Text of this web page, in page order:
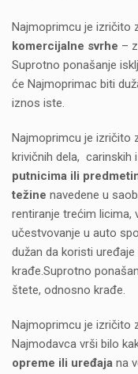
Najmoprimcu je izričito
komercijalne svrhe –
Suprotno ponašanje
će Najmoprimac biti
iznos iste.
Najmoprimcu je izričito
krivičnih dela, carinskih
putnicima ili
težine navedene u
rentiranje trećim licima,
učestvovanje u auto
dužan da koristi
krađe.Suprotno
štete, odnosno krađe.
Najmoprimcu je izričito
Najmodavca vrši bilo
opreme ili uređaja na